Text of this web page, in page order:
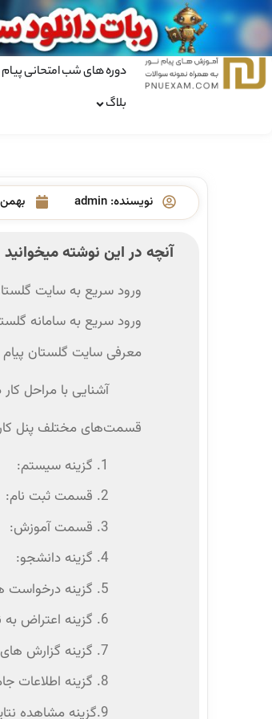
دوره های شب امتحانی پیام
بلاگ
نویسنده: بهمن ۸, ۱۴۰۱
آنچه در این نوشته میخوانید
ورود سریع به سایت
ورود سریع به سامانه
معرفی سایت گلستان پیام
آشنایی با مراحل
قسمت‌های مختلف پنل
1. گزینه سیستم:
2. قسمت ثبت نام:
3. قسمت آموزش:
4. گزینه دانشجو:
5. گزینه درخواست ها:
6. گزینه اعتراض به نمره امتحانات:
7. گزینه گزارش های آموزش:
8. گزینه اطلاعات جامع دانشجو:
9.گزینه مشاهده نتایج آزمون: